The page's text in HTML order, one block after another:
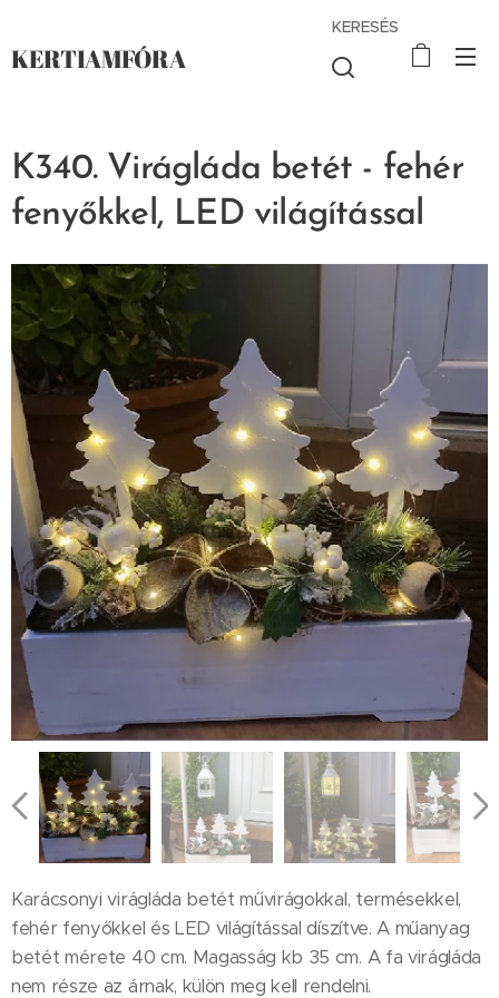
KERTIAMFÓRA
KERESÉS
K340. Virágláda betét - fehér
fenyőkkel, LED világítással
Karácsonyi virágláda betét művirágokkal, termésekkel,
fehér fenyőkkel és LED világítással díszítve. A műanyag
betét mérete 40 cm. Magasság kb 35 cm. A fa virágláda
nem része az árnak, külön meg kell rendelni.